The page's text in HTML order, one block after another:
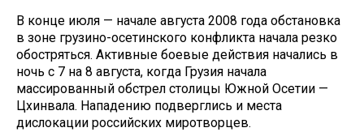
В конце июля — начале августа 2008 года обстановка
в зоне грузино-осетинского конфликта начала резко
обостряться. Активные боевые действия начались в
ночь с 7 на 8 августа, когда Грузия начала
массированный обстрел столицы Южной Осетии —
Цхинвала. Нападению подверглись и места
дислокации российских миротворцев.